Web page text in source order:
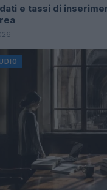
e tassi di